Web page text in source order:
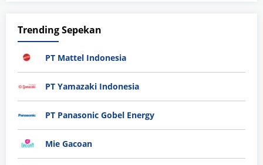
Trending Sepekan
PT Mattel Indonesia
PT Yamazaki Indonesia
PT Panasonic Gobel Energy
Mie Gacoan